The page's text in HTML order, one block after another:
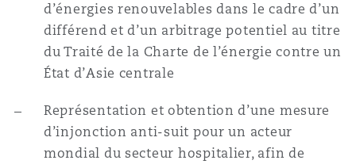
d’énergies renouvelables dans le cadre d’un
différend et d’un arbitrage potentiel au titre
du Traité de la Charte de l’énergie contre un
État d’Asie centrale
Représentation et obtention d’une mesure
d’injonction anti-suit pour un acteur
mondial du secteur hospitalier, afin de